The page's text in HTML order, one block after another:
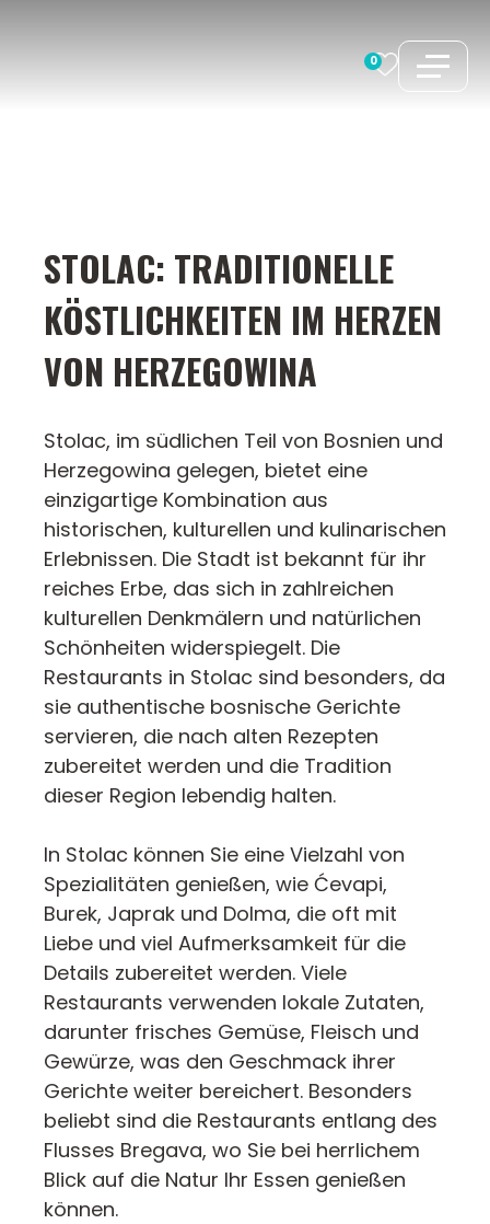
0
STOLAC: TRADITIONELLE
KÖSTLICHKEITEN IM HERZEN
VON HERZEGOWINA
Stolac, im südlichen Teil von Bosnien und
Herzegowina gelegen, bietet eine
einzigartige Kombination aus
historischen, kulturellen und kulinarischen
Erlebnissen. Die Stadt ist bekannt für ihr
reiches Erbe, das sich in zahlreichen
kulturellen Denkmälern und natürlichen
Schönheiten widerspiegelt. Die
Restaurants in Stolac sind besonders, da
sie authentische bosnische Gerichte
servieren, die nach alten Rezepten
zubereitet werden und die Tradition
dieser Region lebendig halten.
In Stolac können Sie eine Vielzahl von
Spezialitäten genießen, wie Ćevapi,
Burek, Japrak und Dolma, die oft mit
Liebe und viel Aufmerksamkeit für die
Details zubereitet werden. Viele
Restaurants verwenden lokale Zutaten,
darunter frisches Gemüse, Fleisch und
Gewürze, was den Geschmack ihrer
Gerichte weiter bereichert. Besonders
beliebt sind die Restaurants entlang des
Flusses Bregava, wo Sie bei herrlichem
Blick auf die Natur Ihr Essen genießen
können.